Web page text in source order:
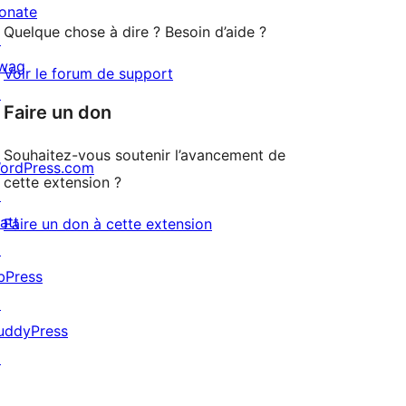
Quelque chose à dire ? Besoin d’aide ?
Voir le forum de support
Faire un don
Souhaitez-vous soutenir l’avancement de
cette extension ?
Faire un don à cette extension